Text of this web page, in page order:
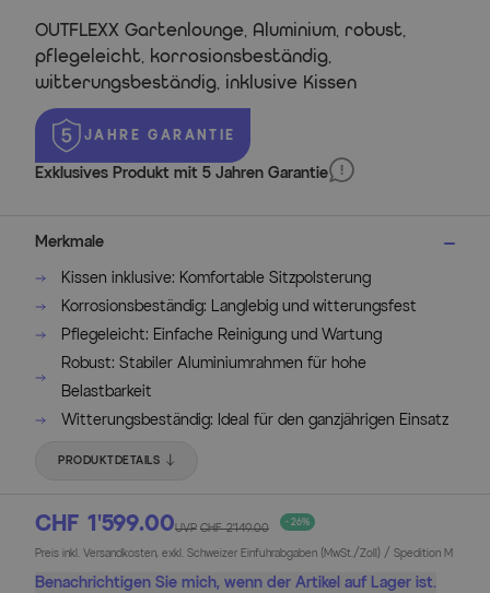
OUTFLEXX Gartenlounge, Aluminium, robust,
pflegeleicht, korrosionsbeständig,
witterungsbeständig, inklusive Kissen
JAHRE GARANTIE
Exklusives Produkt mit 5 Jahren Garantie
Merkmale
Kissen inklusive: Komfortable Sitzpolsterung
Korrosionsbeständig: Langlebig und witterungsfest
Pflegeleicht: Einfache Reinigung und Wartung
Robust: Stabiler Aluminiumrahmen für hohe
Belastbarkeit
Witterungsbeständig: Ideal für den ganzjährigen Einsatz
PRODUKTDETAILS
CHF 1’599.00UVP CHF 2’149.00 - 26%
Preis inkl. Versandkosten, exkl. Schweizer Einfuhrabgaben (MwSt./Zoll) / Spedition M
Benachrichtigen Sie mich, wenn der Artikel auf Lager ist.